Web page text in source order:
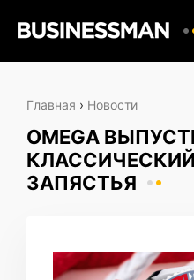
Главная › Новости
OMEGA
ЗАПЯСТЬЯ